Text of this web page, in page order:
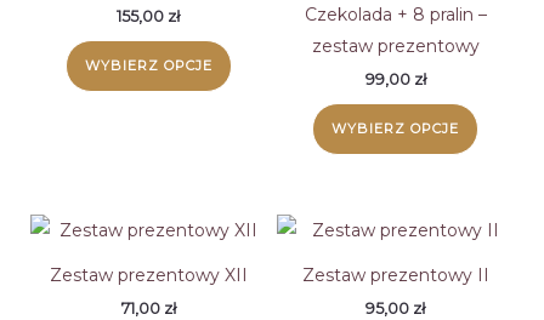
155,00 zł
WYBIERZ OPCJE
Czekolada + 8 pralin –
zestaw prezentowy
99,00 zł
WYBIERZ OPCJE
Zestaw prezentowy XII
71,00 zł
Zestaw prezentowy II
95,00 zł